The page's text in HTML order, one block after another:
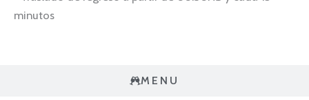
MENU
minutos